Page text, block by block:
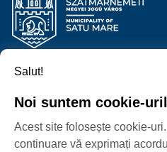
PROTECȚIA
PRIMĂRIA
P-ȚA 25 OCTOMBRIE, NR. 1
Salut!
Noi suntem cookie-
Acest site folosește cookie-
continuare vă exprimați